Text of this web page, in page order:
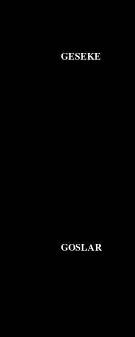
GESEKE
GOSLAR